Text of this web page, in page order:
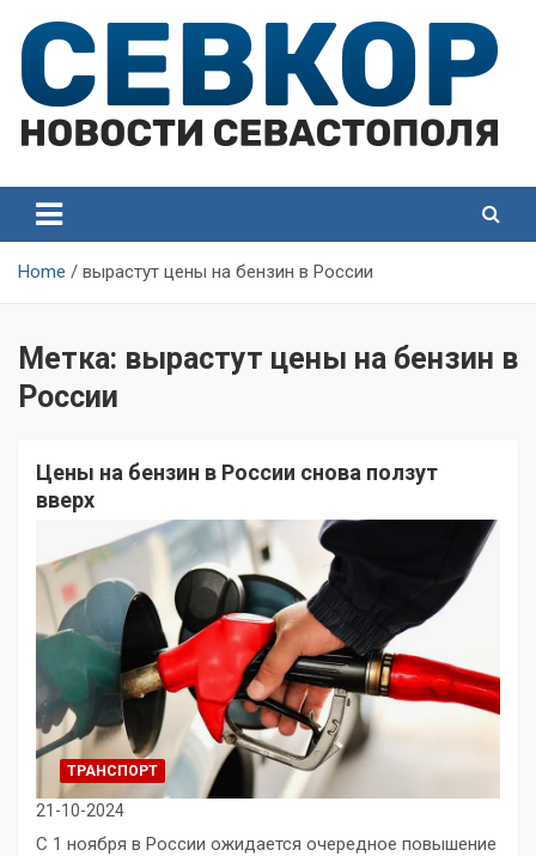
content
Севастополя
Севастополя
Home вырастут цены на бензин в России
Метка: вырастут цены на бензин в
России
Цены на бензин в России снова ползут
вверх
ТРАНСПОРТ
21-10-2024
С 1 ноября в России ожидается очередное повышение